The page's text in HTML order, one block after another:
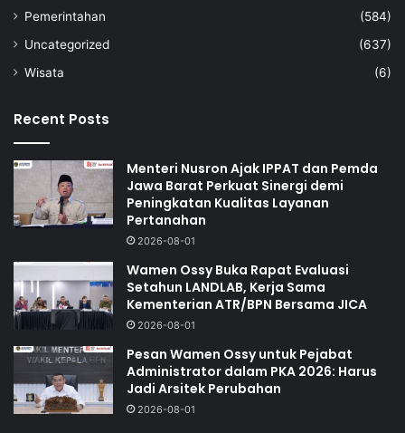
Pemerintahan
(584)
Uncategorized
(637)
Wisata
(6)
Recent Posts
Menteri Nusron Ajak IPPAT dan Pemda
Jawa Barat Perkuat Sinergi demi
Peningkatan Kualitas Layanan
Pertanahan
2026-08-01
Wamen Ossy Buka Rapat Evaluasi
Setahun LANDLAB, Kerja Sama
Kementerian ATR/BPN Bersama JICA
2026-08-01
Pesan Wamen Ossy untuk Pejabat
Administrator dalam PKA 2026: Harus
Jadi Arsitek Perubahan
2026-08-01